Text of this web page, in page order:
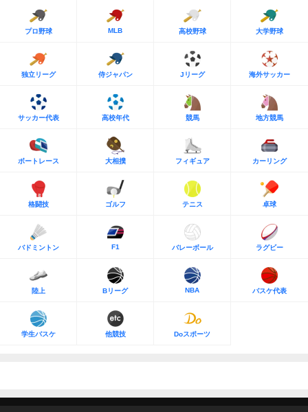
プロ野球 MLB 高校野球 大学野球
独立リーグ 侍ジャパン Jリーグ 海外サッカー
サッカー代表 高校年代 競馬 地方競馬
ボートレース 大相撲 フィギュア カーリング
格闘技 ゴルフ テニス 卓球
バドミントン F1 バレーボール ラグビー
陸上 Bリーグ NBA バスケ代表
学生バスケ 他競技 Doスポーツ